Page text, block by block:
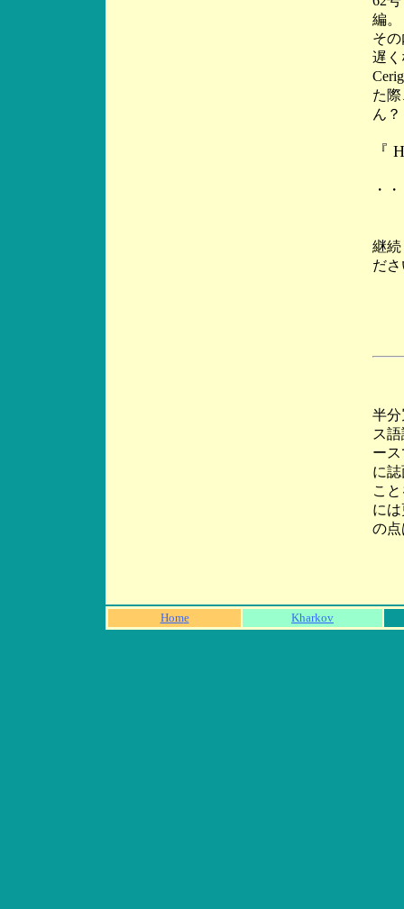
編。
そ
遅
た
ん
『
・
継
だ
半
ス
ー
に
こ
に
の
Home Kharkov